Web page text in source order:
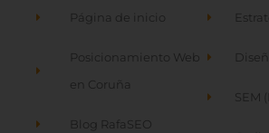
Página de inicio
Posicionamiento Web
en Coruña
Blog RafaSEO
SEM